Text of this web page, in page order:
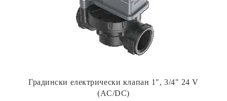
Градински електрически клапан 1", 3/4" 24 V
(AC/DC)